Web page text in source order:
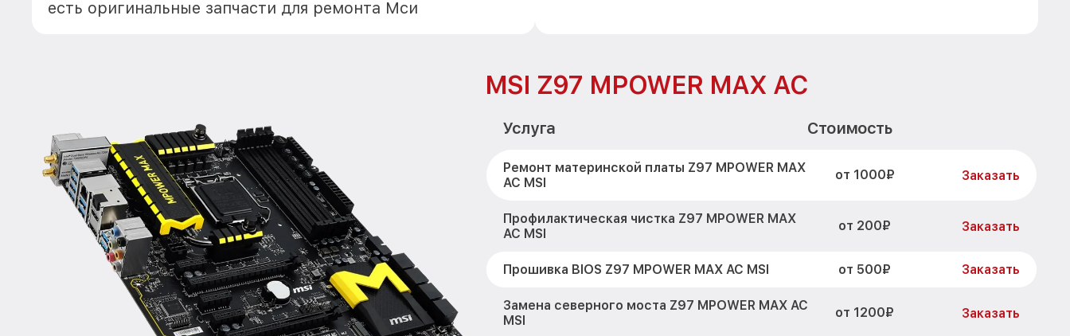
есть оригинальные запчасти для ремонта Мси
MSI Z97 MPOWER MAX AC
Услуга Стоимость
Ремонт материнской платы Z97 MPOWER MAX
AC MSI
от 1000₽ Заказать
Профилактическая чистка Z97 MPOWER MAX
AC MSI
от 200₽ Заказать
Прошивка BIOS Z97 MPOWER MAX AC MSI от 500₽ Заказать
Замена северного моста Z97 MPOWER MAX AC
MSI
от 1200₽ Заказать